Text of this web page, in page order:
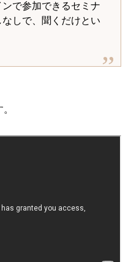
で参加できるセミナ
しで、聞くだけとい